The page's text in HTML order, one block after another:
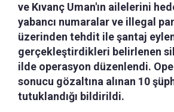
ve Kıvanç Uman'ın ailelerini
yabancı numaralar ve illegal
üzerinden tehdit ile şantaj
gerçekleştirdikleri belirlenen
ilde operasyon düzenlendi.
sonucu gözaltına alınan 10
tutuklandığı bildirildi.